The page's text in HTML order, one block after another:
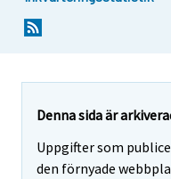
Denna sida är
Uppgifter som
den förnyade